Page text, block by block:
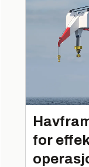
for